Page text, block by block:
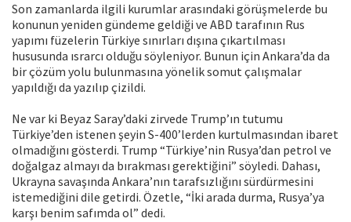
Son zamanlarda ilgili kurumlar arasındaki görüşmelerde bu
konunun yeniden gündeme geldiği ve ABD tarafının Rus
yapımı füzelerin Türkiye sınırları dışına çıkartılması
hususunda ısrarcı olduğu söyleniyor. Bunun için Ankara’da da
bir çözüm yolu bulunmasına yönelik somut çalışmalar
yapıldığı da yazılıp çizildi.
Ne var ki Beyaz Saray’daki zirvede Trump’ın tutumu
Türkiye’den istenen şeyin S-400’lerden kurtulmasından ibaret
olmadığını gösterdi. Trump “Türkiye’nin Rusya’dan petrol ve
doğalgaz almayı da bırakması gerektiğini” söyledi. Dahası,
Ukrayna savaşında Ankara’nın tarafsızlığını sürdürmesini
istemediğini dile getirdi. Özetle, “İki arada durma, Rusya’ya
karşı benim safımda ol” dedi.